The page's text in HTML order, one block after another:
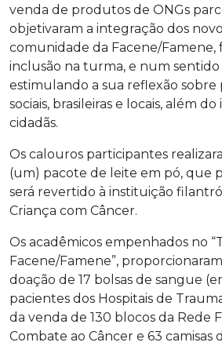
venda de produtos de ONGs
objetivaram a integração dos
comunidade da Facene/Famene,
inclusão na turma, e num sentido
estimulando a sua reflexão sobre
sociais, brasileiras e locais, além
cidadãs.
Os calouros participantes
(um) pacote de leite em pó, que
será revertido à instituição
Criança com Câncer.
Os acadêmicos empenhados no
Facene/Famene”,
doação de 17 bolsas de sangue
pacientes dos Hospitais de
da venda de 130 blocos da Rede
Combate ao Câncer e 63 camisas